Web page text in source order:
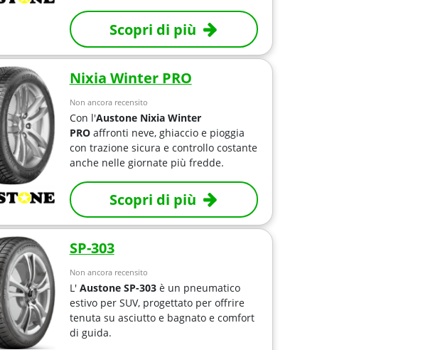
Scopri di più
Nixia Winter PRO
Non ancora recensito
Con l'Austone Nixia Winter
PROaffronti neve, ghiaccio e pioggia
con trazione sicura e controllo costante
anche nelle giornate più fredde.
Scopri di più
SP-303
Non ancora recensito
L' Austone SP-303è un pneumatico
estivo per SUV, progettato per offrire
tenuta su asciutto e bagnato e comfort
di guida.